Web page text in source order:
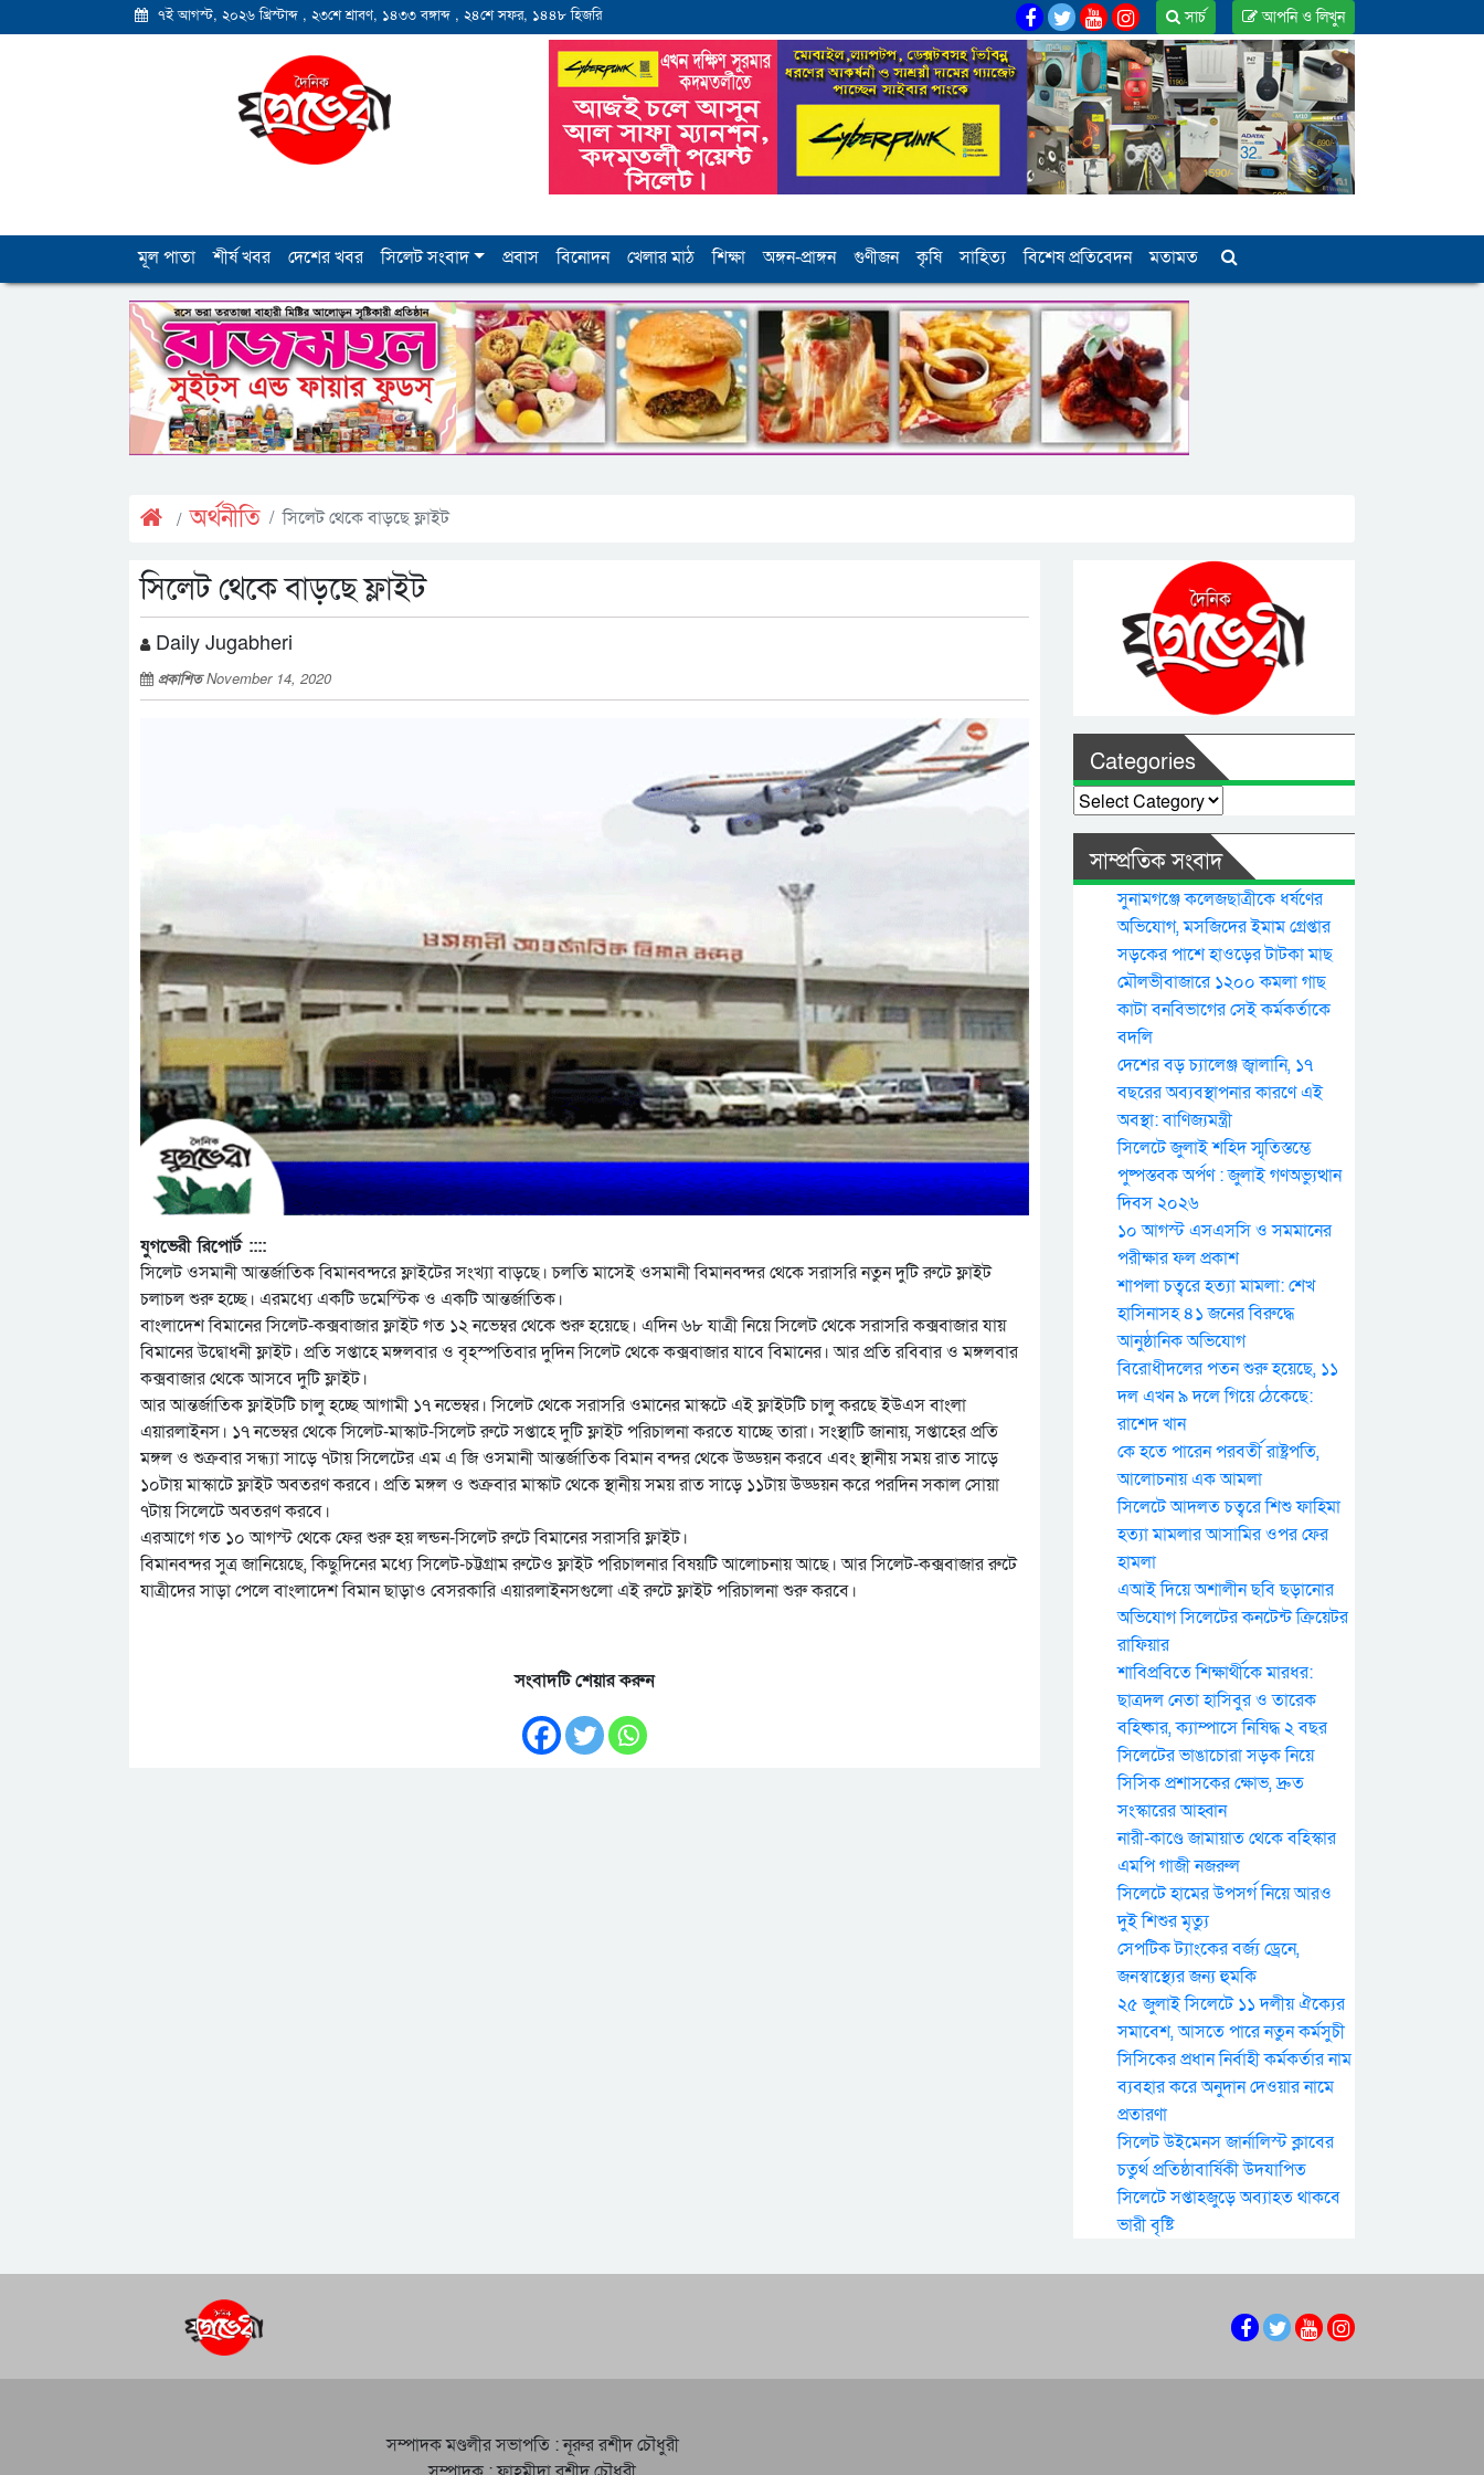
৭ই আগস্ট, ২০২৬ খ্রিস্টাব্দ , ২৩শে শ্রাবণ, ১৪৩৩ বঙ্গাব্দ , ২৪শে সফর, ১৪৪৮ হিজরি আপনি ও লিখুন
সার্চ
মূল পাতা শীর্ষ খবর দেশের খবর সিলেট সংবাদ প্রবাস বিনোদন খেলার মাঠ শিক্ষা অঙ্গন-প্রাঙ্গন গুণীজন কৃষি সাহিত্য বিশেষ প্রতিবেদন মতামত
অর্থনীতি সিলেট থেকে বাড়ছে ফ্লাইট
সিলেট থেকে বাড়ছে ফ্লাইট
Daily Jugabheri
প্রকাশিতNovember 14, 2020
যুগভেরী রিপোর্ট ::::
সিলেট ওসমানী আন্তর্জাতিক বিমানবন্দরে ফ্লাইটের সংখ্যা বাড়ছে। চলতি মাসেই ওসমানী বিমানবন্দর থেকে সরাসরি নতুন দুটি রুটে ফ্লাইট
চলাচল শুরু হচ্ছে। এরমধ্যে একটি ডমেস্টিক ও একটি আন্তর্জাতিক।
বাংলাদেশ বিমানের সিলেট-কক্সবাজার ফ্লাইট গত ১২ নভেম্বর থেকে শুরু হয়েছে। এদিন ৬৮ যাত্রী নিয়ে সিলেট থেকে সরাসরি কক্সবাজার যায়
বিমানের উদ্বোধনী ফ্লাইট। প্রতি সপ্তাহে মঙ্গলবার ও বৃহস্পতিবার দুদিন সিলেট থেকে কক্সবাজার যাবে বিমানের। আর প্রতি রবিবার ও মঙ্গলবার
কক্সবাজার থেকে আসবে দুটি ফ্লাইট।
আর আন্তর্জাতিক ফ্লাইটটি চালু হচ্ছে আগামী ১৭ নভেম্বর। সিলেট থেকে সরাসরি ওমানের মাস্কটে এই ফ্লাইটটি চালু করছে ইউএস বাংলা
এয়ারলাইনস। ১৭ নভেম্বর থেকে সিলেট-মাস্কাট-সিলেট রুটে সপ্তাহে দুটি ফ্লাইট পরিচালনা করতে যাচ্ছে তারা। সংস্থাটি জানায়, সপ্তাহের প্রতি
মঙ্গল ও শুক্রবার সন্ধ্যা সাড়ে ৭টায় সিলেটের এম এ জি ওসমানী আন্তর্জাতিক বিমান বন্দর থেকে উড্ডয়ন করবে এবং স্থানীয় সময় রাত সাড়ে
১০টায় মাস্কাটে ফ্লাইট অবতরণ করবে। প্রতি মঙ্গল ও শুক্রবার মাস্কাট থেকে স্থানীয় সময় রাত সাড়ে ১১টায় উড্ডয়ন করে পরদিন সকাল সোয়া
৭টায় সিলেটে অবতরণ করবে।
এরআগে গত ১০ আগস্ট থেকে ফের শুরু হয় লন্ডন-সিলেট রুটে বিমানের সরাসরি ফ্লাইট।
বিমানবন্দর সুত্র জানিয়েছে, কিছুদিনের মধ্যে সিলেট-চট্টগ্রাম রুটেও ফ্লাইট পরিচালনার বিষয়টি আলোচনায় আছে। আর সিলেট-কক্সবাজার রুটে
যাত্রীদের সাড়া পেলে বাংলাদেশ বিমান ছাড়াও বেসরকারি এয়ারলাইনসগুলো এই রুটে ফ্লাইট পরিচালনা শুরু করবে।
সংবাদটি শেয়ার করুন
Categories
Categories
সাম্প্রতিক সংবাদ
সুনামগঞ্জে কলেজছাত্রীকে ধর্ষণের
অভিযোগ, মসজিদের ইমাম গ্রেপ্তার
সড়কের পাশে হাওড়ের টাটকা মাছ
মৌলভীবাজারে ১২০০ কমলা গাছ
কাটা বনবিভাগের সেই কর্মকর্তাকে
বদলি
দেশের বড় চ্যালেঞ্জ জ্বালানি, ১৭
বছরের অব্যবস্থাপনার কারণে এই
অবস্থা: বাণিজ্যমন্ত্রী
সিলেটে জুলাই শহিদ স্মৃতিস্তম্ভে
পুষ্পস্তবক অর্পণ : জুলাই গণঅভ্যুত্থান
দিবস ২০২৬
১০ আগস্ট এসএসসি ও সমমানের
পরীক্ষার ফল প্রকাশ
শাপলা চত্বরে হত্যা মামলা: শেখ
হাসিনাসহ ৪১ জনের বিরুদ্ধে
আনুষ্ঠানিক অভিযোগ
বিরোধীদলের পতন শুরু হয়েছে, ১১
দল এখন ৯ দলে গিয়ে ঠেকেছে:
রাশেদ খান
কে হতে পারেন পরবর্তী রাষ্ট্রপতি,
আলোচনায় এক আমলা
সিলেটে আদলত চত্বরে শিশু ফাহিমা
হত্যা মামলার আসামির ওপর ফের
হামলা
এআই দিয়ে অশালীন ছবি ছড়ানোর
অভিযোগ সিলেটের কনটেন্ট ক্রিয়েটর
রাফিয়ার
শাবিপ্রবিতে শিক্ষার্থীকে মারধর:
ছাত্রদল নেতা হাসিবুর ও তারেক
বহিষ্কার, ক্যাম্পাসে নিষিদ্ধ ২ বছর
সিলেটের ভাঙাচোরা সড়ক নিয়ে
সিসিক প্রশাসকের ক্ষোভ, দ্রুত
সংস্কারের আহ্বান
নারী-কাণ্ডে জামায়াত থেকে বহিস্কার
এমপি গাজী নজরুল
সিলেটে হামের উপসর্গ নিয়ে আরও
দুই শিশুর মৃত্যু
সেপটিক ট্যাংকের বর্জ্য ড্রেনে,
জনস্বাস্থ্যের জন্য হুমকি
২৫ জুলাই সিলেটে ১১ দলীয় ঐক্যের
সমাবেশ, আসতে পারে নতুন কর্মসুচী
সিসিকের প্রধান নির্বাহী কর্মকর্তার নাম
ব্যবহার করে অনুদান দেওয়ার নামে
প্রতারণা
সিলেট উইমেনস জার্নালিস্ট ক্লাবের
চতুর্থ প্রতিষ্ঠাবার্ষিকী উদযাপিত
সিলেটে সপ্তাহজুড়ে অব্যাহত থাকবে
ভারী বৃষ্টি
সম্পাদক মণ্ডলীর সভাপতি : নূরুর রশীদ চৌধুরী